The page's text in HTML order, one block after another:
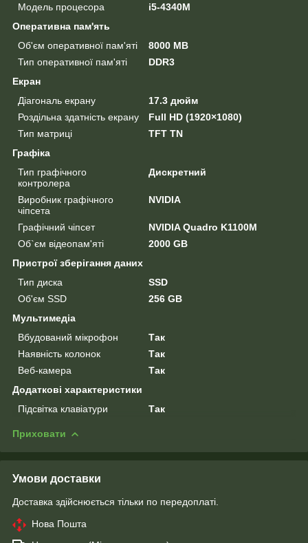
Модель процесора
i5-4340M
Оперативна пам'ять
Об'єм оперативної пам'яті
8000 MB
Тип оперативної пам'яті
DDR3
Екран
Діагональ екрану
17.3 дюйм
Роздільна здатність екрану
Full HD (1920×1080)
Тип матриці
TFT TN
Графіка
Тип графічного
контролера
Дискретний
Виробник графічного
чіпсета
NVIDIA
Графічний чіпсет
NVIDIA Quadro K1100M
Об`єм відеопам'яті
2000 GB
Пристрої зберігання даних
Тип диска
SSD
Об'єм SSD
256 GB
Мультимедіа
Вбудований мікрофон
Так
Наявність колонок
Так
Веб-камера
Так
Додаткові характеристики
Підсвітка клавіатури
Так
Приховати
Умови доставки
Доставка здійснюється тільки по передоплаті.
Нова Пошта